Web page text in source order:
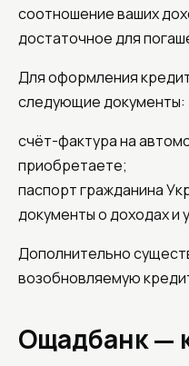
соотношение ваших
достаточное для
Для оформления
следующие документы:
счёт-фактура на
приобретаете;
паспорт гражданина
документы о доходах и
Дополнительно
возобновляемую
Ощадбанк —